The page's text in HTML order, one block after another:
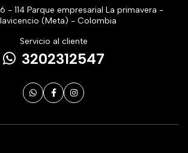
- 114 Parque empresarial La primavera -
(Meta) - Colombia
Servicio al cliente
3202312547